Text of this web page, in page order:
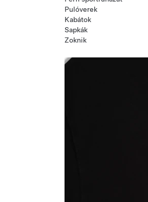
Pulóverek
Kabátok
Sapkák
Zoknik